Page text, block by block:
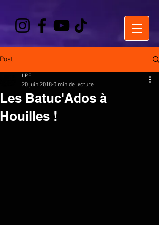
Post
Les Batuc'Ados à
Houilles !
LPE
20 juin 2018 0 min de lecture